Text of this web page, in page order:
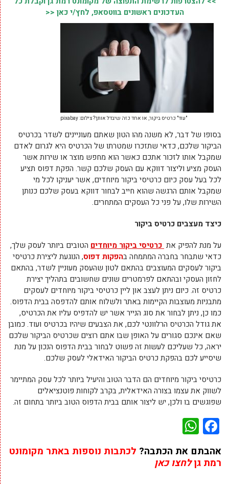
העדכונים ראשונים בווטסאפ, לחץ/י כאן <<
"עוד" כרטיס ביקור, או אחד כזה שיבדל אותך? צילום: pixabay
בסופו של דבר, לא משנה מהו הטון שאתם מעוניינים לשדר בכרטיס
הביקור שלכם, כדאי שתזכרו שמטרתו של הכרטיס היא לגרום לאדם
שמקבל אותו לזכור אתכם כאשר הוא מחפש מוצר או שירות אשר
העסק מציע וליצור דווקא עם העסק שלכם קשר. הפקת דפוס תציע
לכל בעל עסק כיום כרטיסי ביקור מיוחדים, אשר יעניקו לכל מי
שמקבל אותם הרגשה שהוא חייב לבחור דווקא בעסק שלכם כנותן
השירות שלו, על פני כל העסקים המתחרים.
כיצד מעצבים כרטיס ביקור
על מנת להפיק את כרטיסי ביקור מיוחדים הטובים ביותר לעסק שלך,
כדאי שתבחר בחברה המתמחה בהפקות דפוס, הנוגעת ליצירת כרטיסי
ביקור לעסקים המעוצבים בהתאם לטון שהעסק מעוניין לשדר, בהתאם
לחזון העסקי ובהתאם לפרמטרים שונים שחשובים בתהליך יצירת
כרטיס זה. כיום ניתן לעצב און ליין כרטיסי ביקור מיוחדים לעסקים
מתבניות מעוצבות הקיימות באתר ולשלוח אותם להדפסה בבית הדפוס.
כמו כן, ניתן לבחור את סוג הנייר אשר יש להדפיס עליו את הכרטיס,
את גודל הכרטיס הרלוונטי לכם, את הצבעים שיהיו בכרטיס ועוד. כמובן
שאם אינכם סגורים על האופן שבו אתם רוצים שכרטיס הביקור שלכם
יראה, כל שעליכם לעשות זה פשוט לבחור בבית הדפוס הנכון על מנת
שיסייע לכם בהפקת כרטיס הביקור האידאלי לעסק שלכם.
כרטיסי ביקור מיוחדים הם הדבר הטוב והיעיל ביותר לכל עסק המתיימר
לשווק את עצמו בצורה האידאלית, בקרב לקוחות פוטנציאלים
שפוגשים בו ולכן, יש ליצור אותם בבית הדפוס הטוב ביותר בתחום זה.
Facebook
אהבתם את הכתבה? לכתבות נוספות באתר מקומונט
רמת גןלחצו כאן